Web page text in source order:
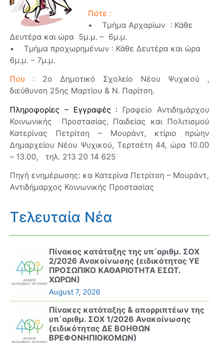
Πότε :
• Τμήμα Αρχαρίων : Κάθε
Δευτέρα και ώρα 5μ.μ. – 6μ.μ.
• Τμήμα προχωρημένων : Κάθε Δευτέρα και ώρα
6μ.μ. – 7μ.μ.
Που : 2ο Δημοτικό Σχολείο Νέου Ψυχικού ,
διεύθυνση 25ης Μαρτίου & Ν. Παρίτση.
Πληροφορίες – Εγγραφές : Γραφείο Αντιδημάρχου
Κοινωνικής Προστασίας, Παιδείας και Πολιτισμού
Κατερίνας Πετρίτση – Μουράντ, κτίριο πρώην
Δημαρχείου Νέου Ψυχικού, Τερτσέτη 44, ώρα 10.00
– 13.00, τηλ. 213 20 14 625
Πηγή ενημέρωσης: κα Κατερίνα Πετρίτση – Μουράντ,
Αντιδήμαρχος Κοινωνικής Προστασίας
Τελευταία Νέα
Πίνακας κατάταξης της υπ΄αριθμ. ΣΟΧ
2/2026 Ανακοίνωσης (ειδικότητας ΥΕ
ΠΡΟΣΩΠΙΚΟ ΚΑΘΑΡΙΟΤΗΤΑ ΕΣΩΤ.
ΧΩΡΩΝ)
August 7, 2026
Πίνακες κατάταξης & απορριπτέων της
υπ΄αριθμ. ΣΟΧ 1/2026 Ανακοίνωσης
(ειδικότητας ΔΕ ΒΟΗΘΩΝ
ΒΡΕΦΟΝΗΠΙΟΚΟΜΩΝ)